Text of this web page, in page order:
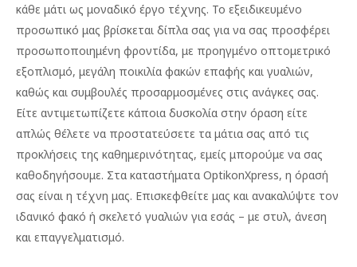
κάθε μάτι ως μοναδικό έργο τέχνης. Το εξειδικευμένο
προσωπικό μας βρίσκεται δίπλα σας για να σας προσφέρει
προσωποποιημένη φροντίδα, με προηγμένο οπτομετρικό
εξοπλισμό, μεγάλη ποικιλία φακών επαφής και γυαλιών,
καθώς και συμβουλές προσαρμοσμένες στις ανάγκες σας.
Είτε αντιμετωπίζετε κάποια δυσκολία στην όραση είτε
απλώς θέλετε να προστατεύσετε τα μάτια σας από τις
προκλήσεις της καθημερινότητας, εμείς μπορούμε να σας
καθοδηγήσουμε. Στα καταστήματα OptikonXpress, η όρασή
σας είναι η τέχνη μας. Επισκεφθείτε μας και ανακαλύψτε τον
ιδανικό φακό ή σκελετό γυαλιών για εσάς – με στυλ, άνεση
και επαγγελματισμό.